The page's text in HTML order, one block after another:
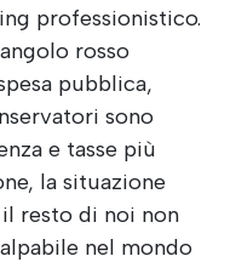
professionistico.
rosso
pubblica,
sono
e tasse più
la situazione
resto di noi non
nel mondo